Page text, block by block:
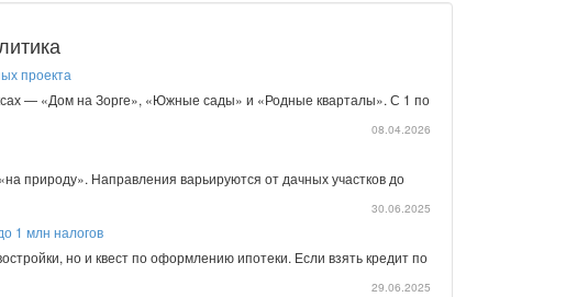
проекта
— «Дом на Зорге», «Южные сады» и «Родные кварталы». С 1 по
08.04.2026
природу». Направления варьируются от дачных участков до
30.06.2025
1 млн налогов
но и квест по оформлению ипотеки. Если взять кредит по
29.06.2025